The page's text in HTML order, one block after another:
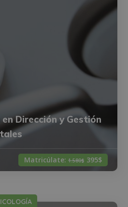
Dirección y Gestión
Matricúlate: 1.580$ 395$